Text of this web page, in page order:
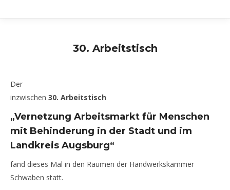
30. Arbeitstisch
Der
inzwischen 30. Arbeitstisch
„Vernetzung Arbeitsmarkt für Menschen
mit Behinderung in der Stadt und im
Landkreis Augsburg“
fand dieses Mal in den Räumen der Handwerkskammer
Schwaben statt.